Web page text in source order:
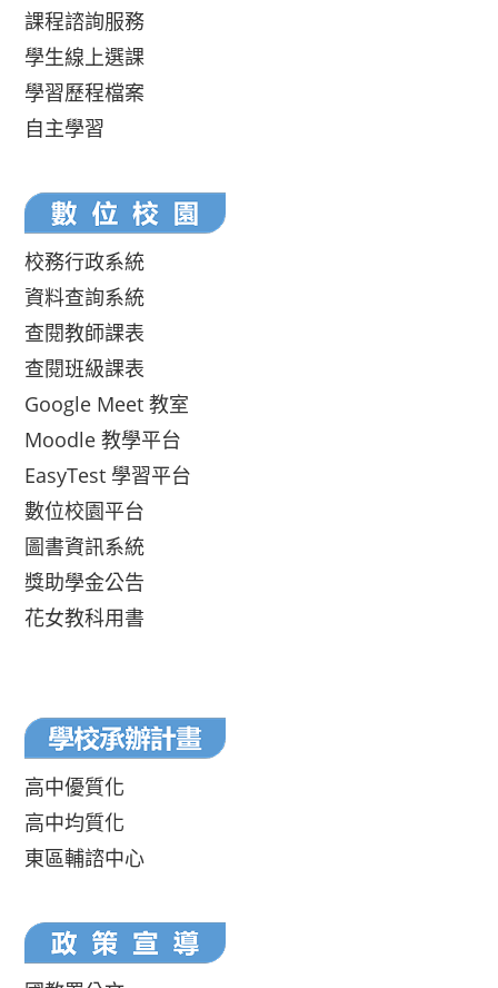
課程諮詢服務
學生線上選課
學習歷程檔案
自主學習
校務行政系統
資料查詢系統
查閱教師課表
查閱班級課表
Google Meet 教室
Moodle 教學平台
EasyTest 學習平台
數位校園平台
圖書資訊系統
獎助學金公告
花女教科用書
高中優質化
高中均質化
東區輔諮中心